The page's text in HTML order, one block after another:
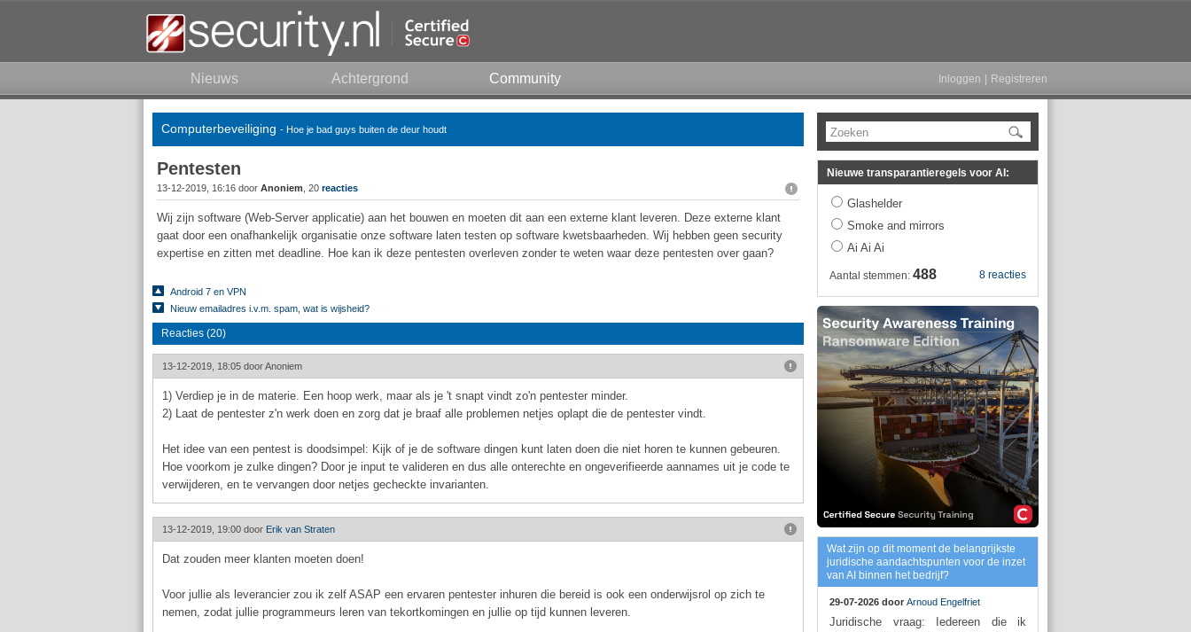
Nieuws Achtergrond Community Inloggen Registreren
Computerbeveiliging - Hoe je bad guys buiten de deur houdt
Pentesten
13-12-2019, 16:16 door Anoniem , 20 reacties
Wij zijn software (Web-Server applicatie) aan het bouwen en moeten dit aan een externe klant leveren. Deze externe klant
gaat door een onafhankelijk organisatie onze software laten testen op software kwetsbaarheden. Wij hebben geen security
expertise en zitten met deadline. Hoe kan ik deze pentesten overleven zonder te weten waar deze pentesten over gaan?
Android 7 en VPN
Nieuw emailadres i.v.m. spam, wat is wijsheid?
Reacties (20)
13-12-2019, 18:05 doorAnoniem
1) Verdiep je in de materie. Een hoop werk, maar als je 't snapt vindt zo'n pentester minder.
2) Laat de pentester z'n werk doen en zorg dat je braaf alle problemen netjes oplapt die de pentester vindt.
Het idee van een pentest is doodsimpel: Kijk of je de software dingen kunt laten doen die niet horen te kunnen gebeuren.
Hoe voorkom je zulke dingen? Door je input te valideren en dus alle onterechte en ongeverifieerde aannames uit je code te
verwijderen, en te vervangen door netjes gecheckte invarianten.
13-12-2019, 19:00 door Erik van Straten
Dat zouden meer klanten moeten doen!
Voor jullie als leverancier zou ik zelf ASAP een ervaren pentester inhuren die bereid is ook een onderwijsrol op zich te
nemen, zodat jullie programmeurs leren van tekortkomingen en jullie op tijd kunnen leveren.
Zoeken
Nieuwe transparantieregels voor AI:
Glashelder
Smoke and mirrors
Ai Ai Ai
8 reacties
Aantal stemmen: 488
Wat zijn op dit moment de belangrijkste
juridische aandachtspunten voor de inzet
van AI binnen het bedrijf?
29-07-2026 door Arnoud Engelfriet
Juridische vraag: Iedereen die ik